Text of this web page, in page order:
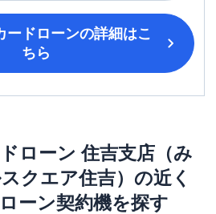
ードローンの詳細はこ
ちら
ローン 住吉支店（み
クエア住吉） の近く
ーン契約機を探す